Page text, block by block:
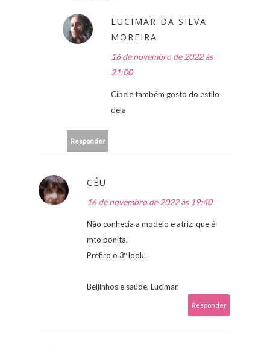
LUCIMAR DA SILVA
MOREIRA
16 de novembro de 2022 às
21:00
Cibele também gosto do estilo
dela
Responder
CÉU
16 de novembro de 2022 às 19:40
Não conhecia a modelo e atriz, que é
mto bonita.
Prefiro o 3º look.
Beijinhos e saúde, Lucimar.
Responder